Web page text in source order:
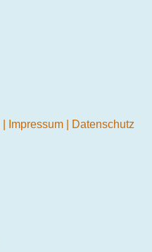
Impressum Datenschutz